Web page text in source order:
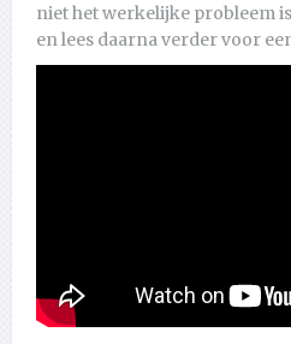
niet het werkelijke probleem
en lees daarna verder voor